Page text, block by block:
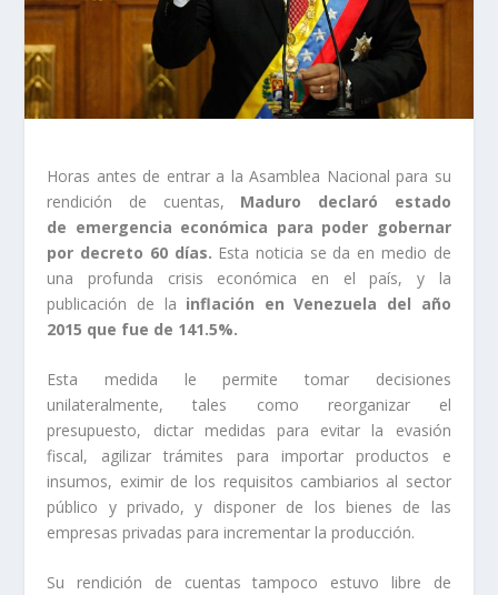
Horas antes de entrar a la Asamblea Nacional para su
rendición de cuentas, Maduro declaró estado
de emergencia económica para poder gobernar
por decreto 60 días. Esta noticia se da en medio de
una profunda crisis económica en el país, y la
publicación de la inflación en Venezuela del año
2015 que fue de 141.5%.
Esta medida le permite tomar decisiones
unilateralmente, tales como reorganizar el
presupuesto, dictar medidas para evitar la evasión
fiscal, agilizar trámites para importar productos e
insumos, eximir de los requisitos cambiarios al sector
público y privado, y disponer de los bienes de las
empresas privadas para incrementar la producción.
Su rendición de cuentas tampoco estuvo libre de